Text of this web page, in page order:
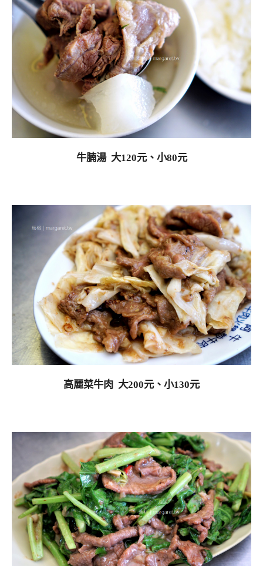
牛腩湯 大120元、小80元
高麗菜牛肉 大200元、小130元